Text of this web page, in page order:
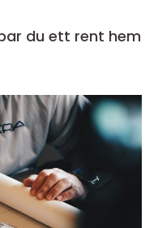
du ett rent hem